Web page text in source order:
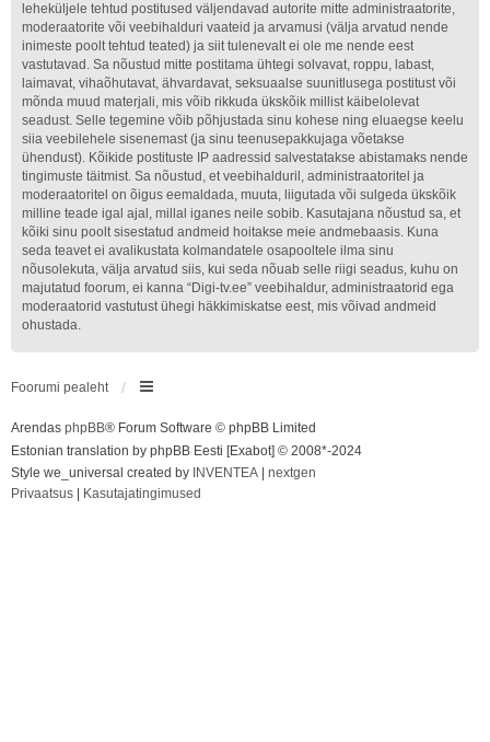
leheküljele tehtud postitused väljendavad autorite mitte administraatorite,
moderaatorite või veebihalduri vaateid ja arvamusi (välja arvatud nende
inimeste poolt tehtud teated) ja siit tulenevalt ei ole me nende eest
vastutavad. Sa nõustud mitte postitama ühtegi solvavat, roppu, labast,
laimavat, vihaõhutavat, ähvardavat, seksuaalse suunitlusega postitust või
mõnda muud materjali, mis võib rikkuda ükskõik millist käibelolevat
seadust. Selle tegemine võib põhjustada sinu kohese ning eluaegse keelu
siia veebilehele sisenemast (ja sinu teenusepakkujaga võetakse
ühendust). Kõikide postituste IP aadressid salvestatakse abistamaks nende
tingimuste täitmist. Sa nõustud, et veebihalduril, administraatoritel ja
moderaatoritel on õigus eemaldada, muuta, liigutada või sulgeda ükskõik
milline teade igal ajal, millal iganes neile sobib. Kasutajana nõustud sa, et
kõiki sinu poolt sisestatud andmeid hoitakse meie andmebaasis. Kuna
seda teavet ei avalikustata kolmandatele osapooltele ilma sinu
nõusolekuta, välja arvatud siis, kui seda nõuab selle riigi seadus, kuhu on
majutatud foorum, ei kanna “Digi-tv.ee” veebihaldur, administraatorid ega
moderaatorid vastutust ühegi häkkimiskatse eest, mis võivad andmeid
ohustada.
Foorumi pealeht
Arendas phpBB® Forum Software © phpBB Limited
Estonian translation by phpBB Eesti [Exabot] © 2008*-2024
Style we_universal created by INVENTEA
nextgen
Privaatsus
Kasutajatingimused